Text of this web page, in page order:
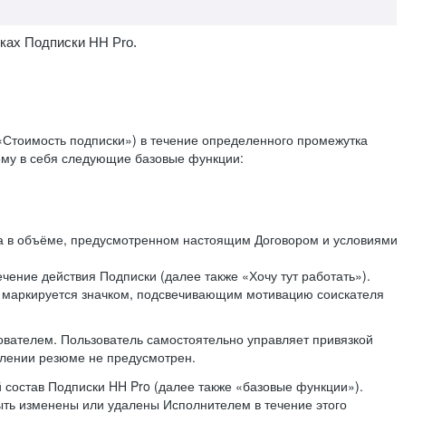
Подписки HH Pro.
подписки») в течение определенного промежутка
в себя следующие базовые функции:
в объёме, предусмотренном настоящим Договором и условиями
действия Подписки (далее также «Хочу тут работать»).
значком, подсвечивающим мотивацию соискателя
Пользователь самостоятельно управляет привязкой
резюме не предусмотрен.
Подписки HH Pro (далее также «базовые функции»).
изменены или удалены Исполнителем в течение этого